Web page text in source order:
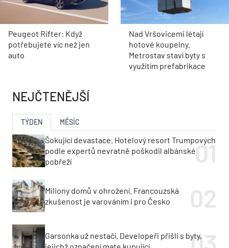
Peugeot Rifter: Když
potřebujete víc než jen
auto
Nad Vršovicemi létají
hotové koupelny.
Metrostav staví byty s
využitím prefabrikace
NEJČTENĚJŠÍ
TÝDEN MĚSÍC
Šokující devastace. Hotelový resort Trumpových
podle expertů nevratně poškodil albánské
pobřeží
Miliony domů v ohrožení. Francouzská
zkušenost je varováním i pro Česko
Garsonka už nestačí. Developeři přišli s byty,
jejichž označení mate kupující